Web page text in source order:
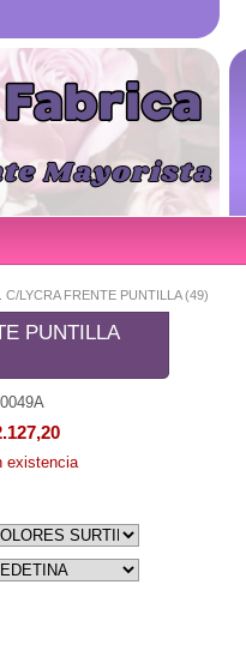
LYCRA FRENTE PUNTILLA (49)
PUNTILLA
existencia